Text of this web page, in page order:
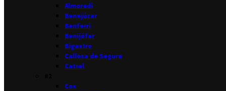
Almoradí
Benejúzar
Benferri
Benijófar
Bigastro
Callosa de Segura
Catral
Cox